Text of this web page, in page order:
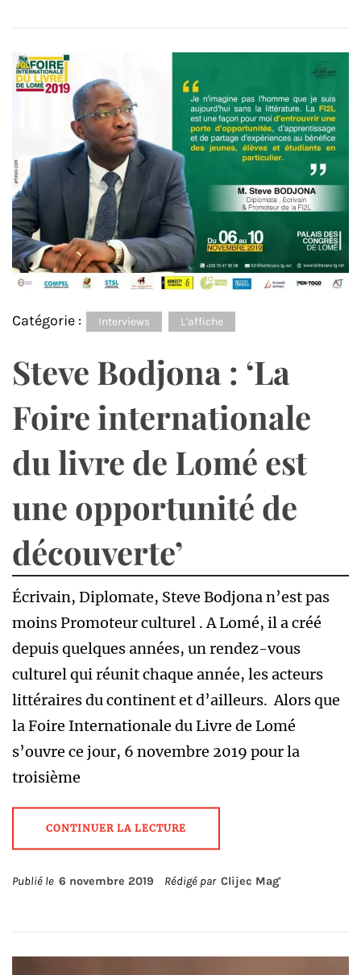
Catégorie : Interviews L'affiche
Steve Bodjona : ‘La
Foire internationale
du livre de Lomé est
une opportunité de
découverte’
Écrivain, Diplomate, Steve Bodjona n’est pas
moins Promoteur culturel . A Lomé, il a créé
depuis quelques années, un rendez-vous
culturel qui réunit chaque année, les acteurs
littéraires du continent et d’ailleurs. Alors que
la Foire Internationale du Livre de Lomé
s’ouvre ce jour, 6 novembre 2019 pour la
troisième
CONTINUER LA LECTURE
Publié le 6 novembre 2019 Rédigé par Clijec Mag'